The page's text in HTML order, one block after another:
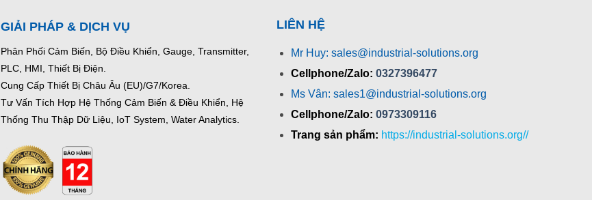
GIẢI PHÁP & DỊCH VỤ
Phân Phối Cảm Biến, Bộ Điều Khiển, Gauge, Transmitter,
PLC, HMI, Thiết Bị Điện.
Cung Cấp Thiết Bị Châu Âu (EU)/G7/Korea.
Tư Vấn Tích Hợp Hệ Thống Cảm Biến & Điều Khiển, Hệ
Thống Thu Thập Dữ Liệu, IoT System, Water Analytics.
LIÊN HỆ
Mr Huy: sales@industrial-solutions.org
Cellphone/Zalo: 0327396477
Ms Vân: sales1@industrial-solutions.org
Cellphone/Zalo: 0973309116
Trang sản phẩm: https://industrial-solutions.org//